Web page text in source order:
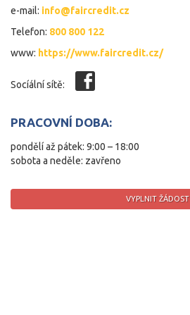
e-mail: info@faircredit.cz
Telefon: 800 800 122
www: https://www.faircredit.cz/
Socíální sítě:
PRACOVNÍ DOBA:
pondělí až pátek: 9:00 – 18:00
sobota a neděle: zavřeno
VYPLNIT ŽÁDOST